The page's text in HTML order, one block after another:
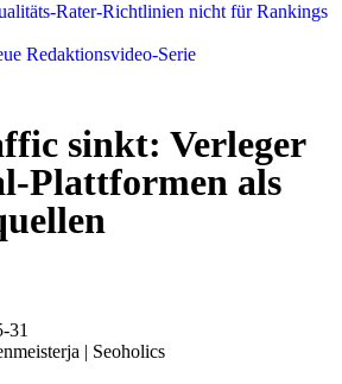
Rater-Richtlinien nicht für Rankings
Redaktionsvideo-Serie
sinkt: Verleger
Plattformen als
31
| Seoholics